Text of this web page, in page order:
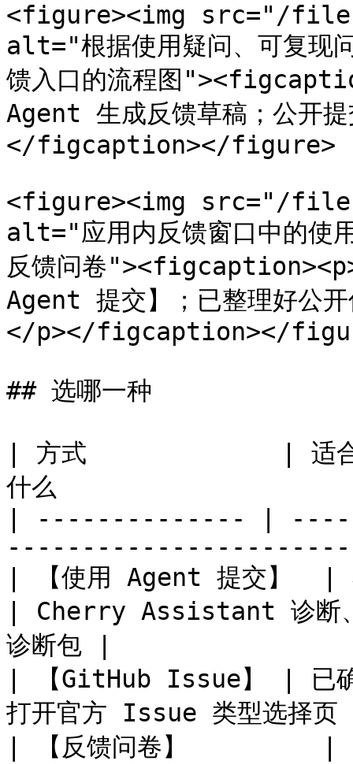
<figure><img src="/files/
alt="根据使用疑问、可复现
馈入口的流程图
Agent 生成反馈草稿；公开
</figcaption></figure>
<figure><img src="/files/
alt="应用内反馈窗口中的
反馈问卷"><figcaption><p>
Agent 提交】；已整理好公
</p></figcaption></
## 选哪一种
| 方式             | 适
什么
| -------------- |
| 【使用 Agent 提交】  |
| Cherry Assistant 诊断、
诊断包 |
| 【GitHub Issue】 | 已
打开官方 Issue 类型
| 【反馈问卷】         |